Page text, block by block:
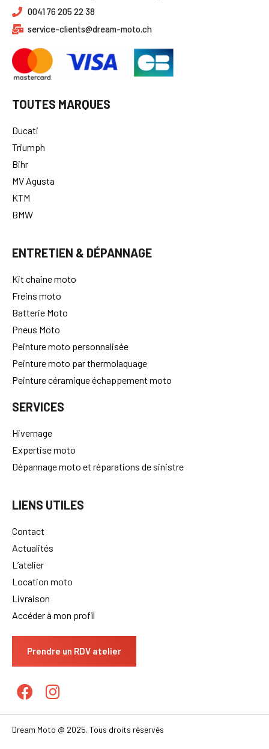
service-clients@dream-moto.ch
TOUTES MARQUES
Ducati
Triumph
Bihr
MV Agusta
KTM
BMW
ENTRETIEN & DÉPANNAGE
Kit chaine moto
Freins moto
Batterie Moto
Pneus Moto
Peinture moto personnalisée
Peinture moto par thermolaquage
Peinture céramique échappement moto
SERVICES
Hivernage
Expertise moto
Dépannage moto et réparations de sinistre
LIENS UTILES
Contact
Actualités
L’atelier
Location moto
Livraison
Accéder à mon profil
Dream Moto @ 2025. Tous droits réservés